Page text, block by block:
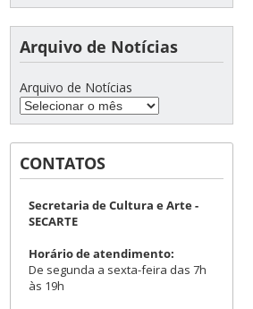
Arquivo de Notícias
Arquivo de Notícias
CONTATOS
Secretaria de Cultura e Arte -
SECARTE
Horário de atendimento:
De segunda a sexta-feira das 7h
às 19h